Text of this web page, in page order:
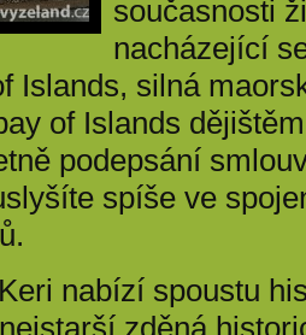
současnosti
nacházející
Islands, silná
of Islands
podepsání
spíše ve
nabízí spoustu
zděná